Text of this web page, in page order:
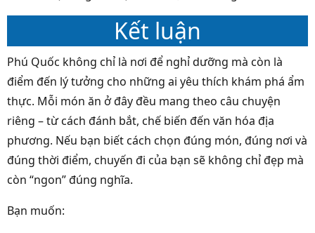
Kết luận
Phú Quốc không chỉ là nơi để nghỉ dưỡng mà còn là
điểm đến lý tưởng cho những ai yêu thích khám phá ẩm
thực. Mỗi món ăn ở đây đều mang theo câu chuyện
riêng – từ cách đánh bắt, chế biến đến văn hóa địa
phương. Nếu bạn biết cách chọn đúng món, đúng nơi và
đúng thời điểm, chuyến đi của bạn sẽ không chỉ đẹp mà
còn “ngon” đúng nghĩa.
Bạn muốn: